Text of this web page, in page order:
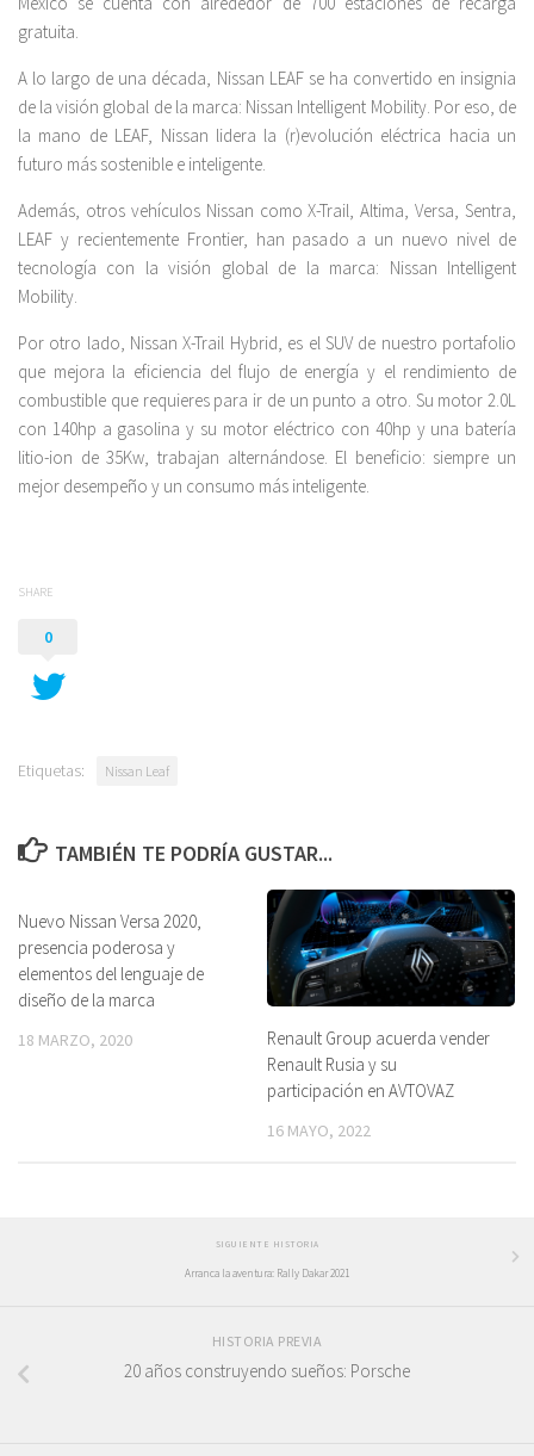
gratuita.
A lo largo de una década, Nissan LEAF se ha convertido en insignia
de la visión global de la marca: Nissan Intelligent Mobility. Por eso, de
la mano de LEAF, Nissan lidera la (r)evolución eléctrica hacia un
futuro más sostenible e inteligente.
Además, otros vehículos Nissan como X-Trail, Altima, Versa, Sentra,
LEAF y recientemente Frontier, han pasado a un nuevo nivel de
tecnología con la visión global de la marca: Nissan Intelligent
Mobility.
Por otro lado, Nissan X-Trail Hybrid, es el SUV de nuestro portafolio
que mejora la eficiencia del flujo de energía y el rendimiento de
combustible que requieres para ir de un punto a otro. Su motor 2.0L
con 140hp a gasolina y su motor eléctrico con 40hp y una batería
litio-ion de 35Kw, trabajan alternándose. El beneficio: siempre un
mejor desempeño y un consumo más inteligente.
SHARE
0
Etiquetas: Nissan Leaf
TAMBIÉN TE PODRÍA GUSTAR...
Nuevo Nissan Versa 2020,
presencia poderosa y
elementos del lenguaje de
diseño de la marca
18 MARZO, 2020
Renault Group acuerda vender
Renault Rusia y su
participación en AVTOVAZ
16 MAYO, 2022
SIGUIENTE HISTORIA
Arranca la aventura: Rally Dakar 2021
HISTORIA PREVIA
20 años construyendo sueños: Porsche